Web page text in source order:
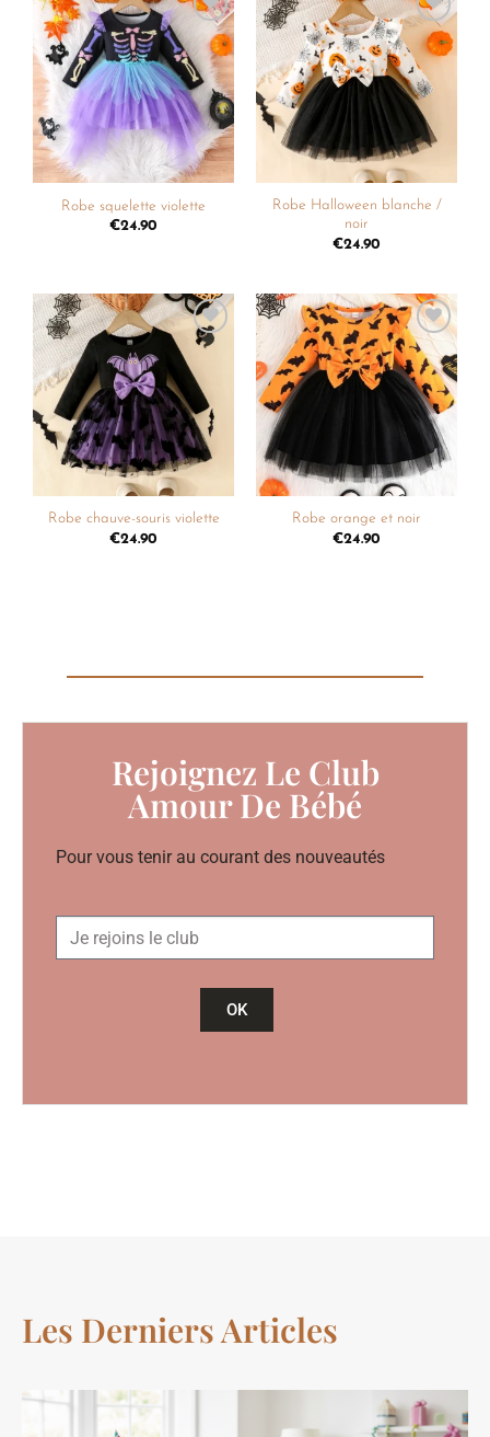
Ajouter
à la
liste de
souhaits
Robe squelette violette
€24.90
Ajouter
à la
liste de
souhaits
Robe Halloween blanche /
noir
€24.90
Ajouter
liste de
souhaits
Robe chauve-souris violette
€24.90
Ajouter
à la
liste de
souhaits
Robe orange et noir
€24.90
Rejoignez Le Club
Amour De Bébé
Pour vous tenir au courant des nouveautés
OK
Les Derniers Articles